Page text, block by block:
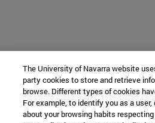
The University of Navarra website
party cookies to store and retrieve
browse. Different types of cookies
For example, to identify you as a
about your browsing habits